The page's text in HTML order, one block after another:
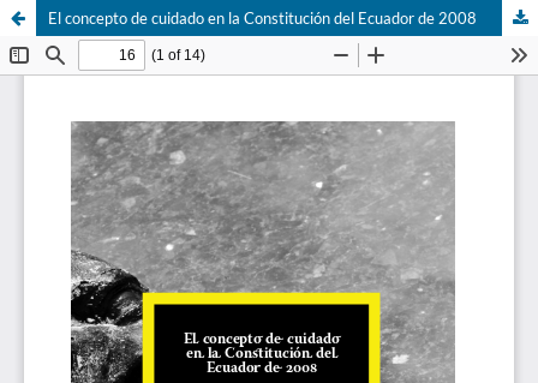
El concepto de cuidado en la Constitución del Ecuador de 2008